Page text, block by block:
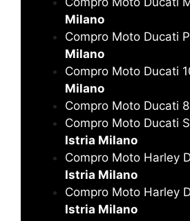
Milano
Compro Moto Ducati
Milano
Compro Moto Ducati
Milano
Compro Moto Ducati
Compro Moto Ducati
Istria Milano
Compro Moto Harley
Istria Milano
Compro Moto Harley
Istria Milano